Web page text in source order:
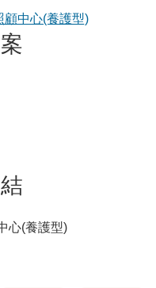
顧中心(養護型)
心(養護型)